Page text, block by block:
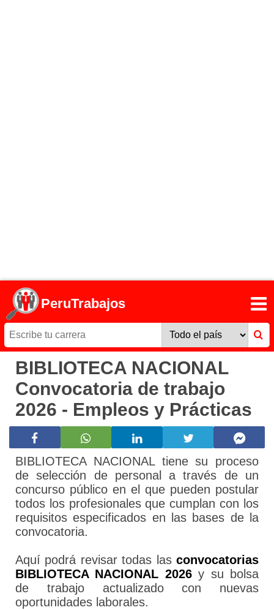
PeruTrabajos
BIBLIOTECA NACIONAL
Convocatoria de trabajo
2026 - Empleos y Prácticas
BIBLIOTECA NACIONAL tiene su proceso
de selección de personal a través de un
concurso público en el que pueden postular
todos los profesionales que cumplan con los
requisitos especificados en las bases de la
convocatoria.
Aquí podrá revisar todas las convocatorias
BIBLIOTECA NACIONAL 2026y su bolsa
de trabajo actualizado con nuevas
oportunidades laborales.